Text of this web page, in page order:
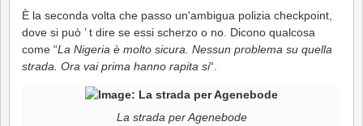
È la seconda volta che passo un'ambigua polizia checkpoint,
dove si può ’ t dire se essi scherzo o no. Dicono qualcosa
come “La Nigeria è molto sicura. Nessun problema su quella
strada. Ora vai prima hanno rapita si“.
La strada per Agenebode